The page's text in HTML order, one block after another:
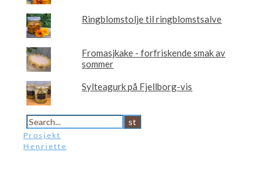
Ringblomstolje til ringblomstsalve
Fromasjkake - forfriskende smak av
sommer
Sylteagurk på Fjellborg-vis
Prosjekt
Henriette